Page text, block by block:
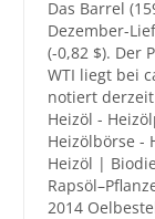
Das Barrel
Dezember-
(-0,82 $). Der
WTI liegt bei
notiert derzeit
Heizöl -
Heizölbörse -
Heizöl |
2014